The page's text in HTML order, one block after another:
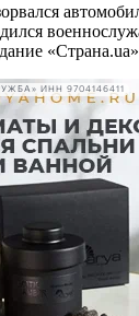
ИНН 9704146411